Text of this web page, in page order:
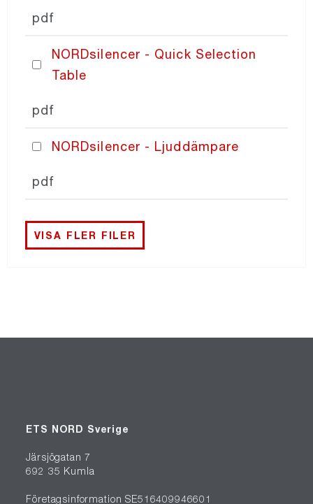
pdf
NORDsilencer - Quick Selection
Table
pdf
NORDsilencer - Ljuddämpare
pdf
VISA FLER FILER
ETS NORD Sverige
Järsjögatan 7
692 35 Kumla
Företagsinformation SE516409946601